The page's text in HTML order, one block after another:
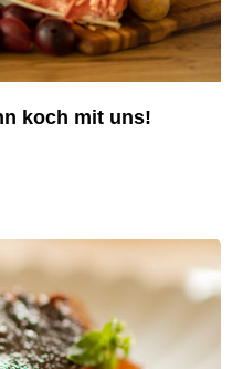
koch mit uns!